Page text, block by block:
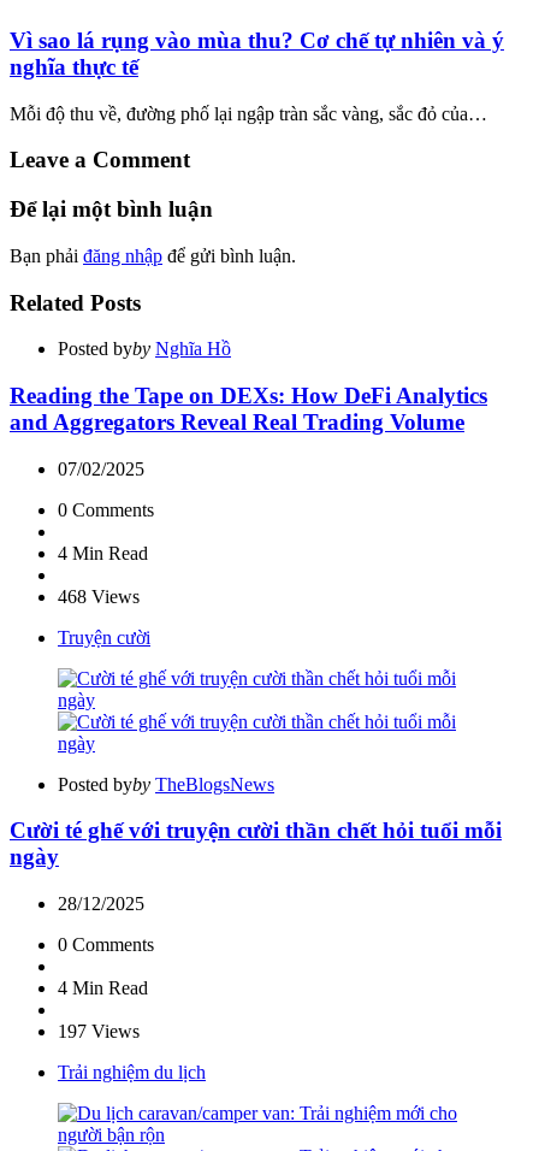
Vì sao lá rụng vào mùa thu? Cơ chế tự nhiên và ý
nghĩa thực tế
Mỗi độ thu về, đường phố lại ngập tràn sắc vàng, sắc đỏ của…
Leave a Comment
Để lại một bình luận
Bạn phải đăng nhập để gửi bình luận.
Related Posts
Posted byby Nghĩa Hồ
Reading the Tape on DEXs: How DeFi Analytics
and Aggregators Reveal Real Trading Volume
07/02/2025
0 Comments
4 Min Read
468 Views
Truyện cười
Posted byby TheBlogsNews
Cười té ghế với truyện cười thần chết hỏi tuổi mỗi
ngày
28/12/2025
0 Comments
4 Min Read
197 Views
Trải nghiệm du lịch